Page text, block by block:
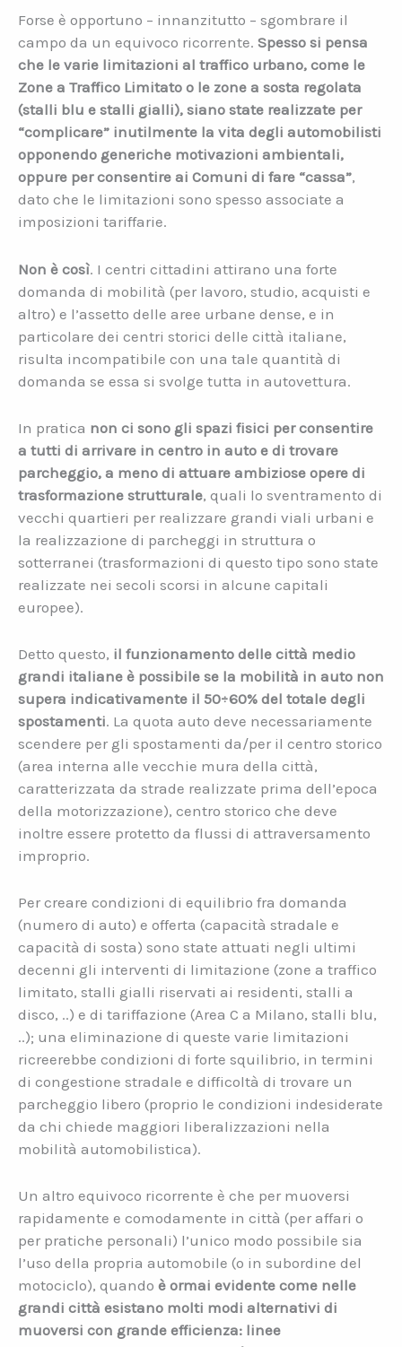
Forse è opportuno – innanzitutto – sgombrare il
campo da un equivoco ricorrente. Spesso si pensa
che le varie limitazioni al traffico urbano, come le
Zone a Traffico Limitato o le zone a sosta regolata
(stalli blu e stalli gialli), siano state realizzate per
“complicare” inutilmente la vita degli automobilisti
opponendo generiche motivazioni ambientali,
oppure per consentire ai Comuni di fare “cassa”,
dato che le limitazioni sono spesso associate a
imposizioni tariffarie.
Non è così. I centri cittadini attirano una forte
domanda di mobilità (per lavoro, studio, acquisti e
altro) e l’assetto delle aree urbane dense, e in
particolare dei centri storici delle città italiane,
risulta incompatibile con una tale quantità di
domanda se essa si svolge tutta in autovettura.
In pratica non ci sono gli spazi fisici per consentire
a tutti di arrivare in centro in auto e di trovare
parcheggio, a meno di attuare ambiziose opere di
trasformazione strutturale, quali lo sventramento di
vecchi quartieri per realizzare grandi viali urbani e
la realizzazione di parcheggi in struttura o
sotterranei (trasformazioni di questo tipo sono state
realizzate nei secoli scorsi in alcune capitali
europee).
Detto questo, il funzionamento delle città medio
grandi italiane è possibile se la mobilità in auto non
supera indicativamente il 50÷60% del totale degli
spostamenti. La quota auto deve necessariamente
scendere per gli spostamenti da/per il centro storico
(area interna alle vecchie mura della città,
caratterizzata da strade realizzate prima dell’epoca
della motorizzazione), centro storico che deve
inoltre essere protetto da flussi di attraversamento
improprio.
Per creare condizioni di equilibrio fra domanda
(numero di auto) e offerta (capacità stradale e
capacità di sosta) sono state attuati negli ultimi
decenni gli interventi di limitazione (zone a traffico
limitato, stalli gialli riservati ai residenti, stalli a
disco, ..) e di tariffazione (Area C a Milano, stalli blu,
..); una eliminazione di queste varie limitazioni
ricreerebbe condizioni di forte squilibrio, in termini
di congestione stradale e difficoltà di trovare un
parcheggio libero (proprio le condizioni indesiderate
da chi chiede maggiori liberalizzazioni nella
mobilità automobilistica).
Un altro equivoco ricorrente è che per muoversi
rapidamente e comodamente in città (per affari o
per pratiche personali) l’unico modo possibile sia
l’uso della propria automobile (o in subordine del
motociclo), quando è ormai evidente come nelle
grandi città esistano molti modi alternativi di
muoversi con grande efficienza: linee